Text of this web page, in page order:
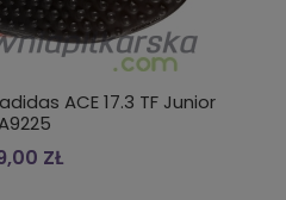
ACE 17.3 TF Junior
ZŁ